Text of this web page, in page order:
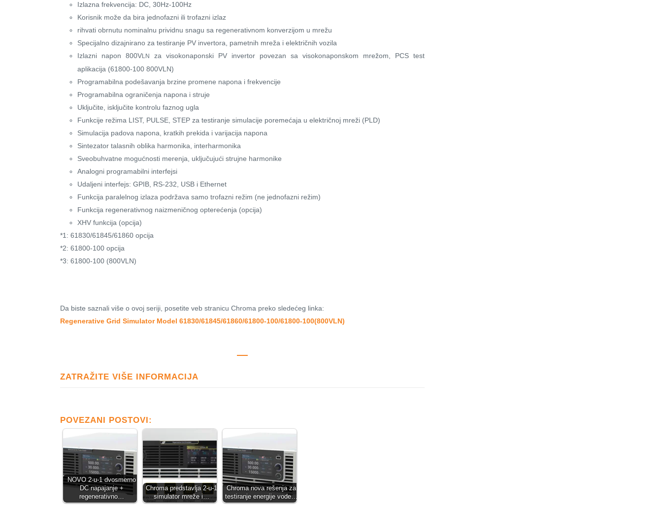
Izlazna frekvencija: DC, 30Hz-100Hz
Korisnik može da bira jednofazni ili trofazni izlaz
rihvati obrnutu nominalnu prividnu snagu sa regenerativnom konverzijom u mrežu
Specijalno dizajnirano za testiranje PV invertora, pametnih mreža i električnih vozila
Izlazni napon 800V LN
za visokonaponski PV invertor povezan sa visokonaponskom mrežom, PCS test
aplikacija (61800-100 800VLN)
Programabilna podešavanja brzine promene napona i frekvencije
Programabilna ograničenja napona i struje
Uključite, isključite kontrolu faznog ugla
Funkcije režima LIST, PULSE, STEP za testiranje simulacije poremećaja u električnoj mreži (PLD)
Simulacija padova napona, kratkih prekida i varijacija napona
Sintezator talasnih oblika harmonika, interharmonika
Sveobuhvatne mogućnosti merenja, uključujući strujne harmonike
Analogni programabilni interfejsi
Udaljeni interfejs: GPIB, RS-232, USB i Ethernet
Funkcija paralelnog izlaza podržava samo trofazni režim (ne jednofazni režim)
Funkcija regenerativnog naizmeničnog opterećenja (opcija)
XHV funkcija (opcija)
*1: 61830/61845/61860 opcija
*2: 61800-100 opcija
*3: 61800-100 (800VLN)
Da biste saznali više o ovoj seriji, posetite veb stranicu Chroma preko sledećeg linka:
Regenerative Grid Simulator Model 61830/61845/61860/61800-100/61800-100(800VLN)
ZATRAŽITE VIŠE INFORMACIJA
POVEZANI POSTOVI:
NOVO 2-u-1 dvosmerno
DC napajanje +
regenerativno…
Chroma predstavlja 2-u-1
simulator mreže i…
Chroma nova rešenja za
testiranje energije vode…